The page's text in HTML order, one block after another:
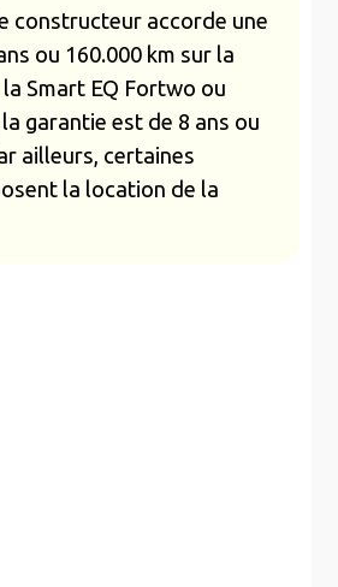
constructeur accorde une
ou 160.000 km sur la
Smart EQ Fortwo ou
garantie est de 8 ans ou
ailleurs, certaines
la location de la